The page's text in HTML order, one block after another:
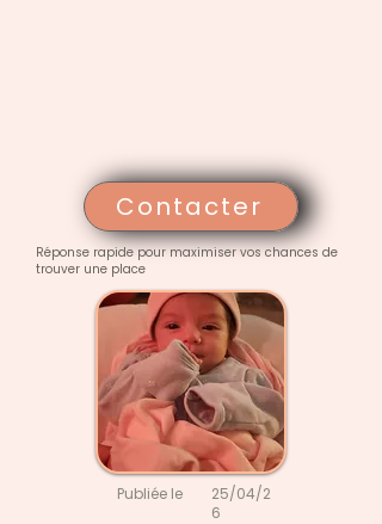
Contacter
Réponse rapide pour maximiser vos chances de
trouver une place
Publiée le
25/04/2
6